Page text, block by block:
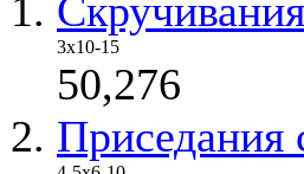
3х10-15
50,276
Приседания